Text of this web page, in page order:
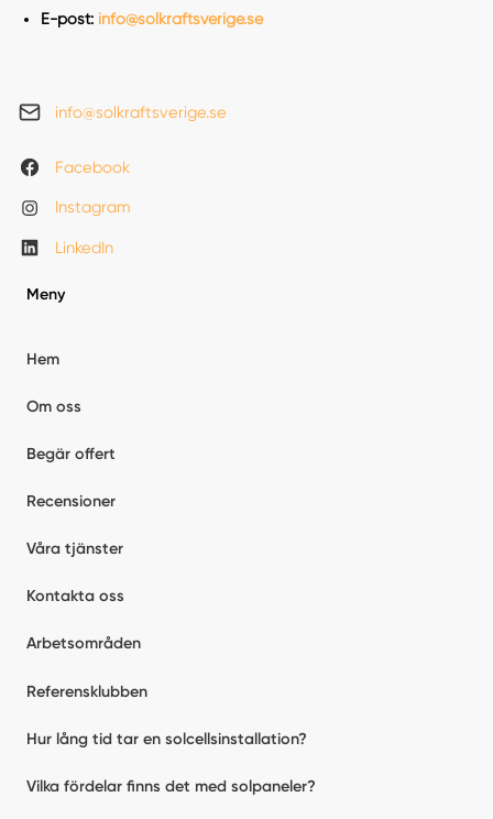
E-post: info@solkraftsverige.se
info@solkraftsverige.se
Facebook
Instagram
LinkedIn
Meny
Hem
Om oss
Begär offert
Recensioner
Våra tjänster
Kontakta oss
Arbetsområden
Referensklubben
Hur lång tid tar en solcellsinstallation?
Vilka fördelar finns det med solpaneler?